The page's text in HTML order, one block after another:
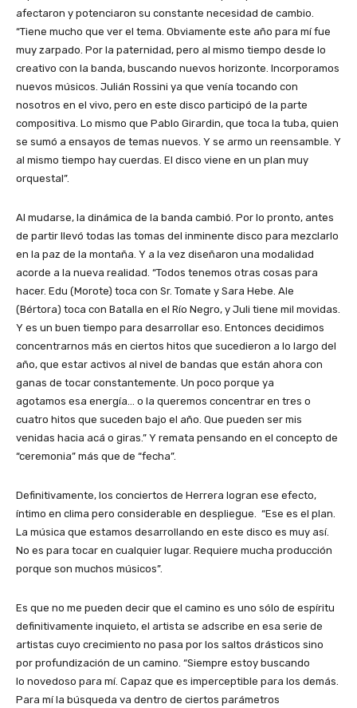
afectaron y potenciaron su constante necesidad de cambio.
“Tiene mucho que ver el tema. Obviamente este año para mí fue
muy zarpado. Por la paternidad, pero al mismo tiempo desde lo
creativo con la banda, buscando nuevos horizonte. Incorporamos
nuevos músicos. Julián Rossini ya que venía tocando con
nosotros en el vivo, pero en este disco participó de la parte
compositiva. Lo mismo que Pablo Girardin, que toca la tuba, quien
se sumó a ensayos de temas nuevos. Y se armo un reensamble. Y
al mismo tiempo hay cuerdas. El disco viene en un plan muy
orquestal”.
Al mudarse, la dinámica de la banda cambió. Por lo pronto, antes
de partir llevó todas las tomas del inminente disco para mezclarlo
en la paz de la montaña. Y a la vez diseñaron una modalidad
acorde a la nueva realidad. “Todos tenemos otras cosas para
hacer. Edu (Morote) toca con Sr. Tomate y Sara Hebe. Ale
(Bértora) toca con Batalla en el Río Negro, y Juli tiene mil movidas.
Y es un buen tiempo para desarrollar eso. Entonces decidimos
concentrarnos más en ciertos hitos que sucedieron a lo largo del
año, que estar activos al nivel de bandas que están ahora con
ganas de tocar constantemente. Un poco porque ya
agotamos esa energía… o la queremos concentrar en tres o
cuatro hitos que suceden bajo el año. Que pueden ser mis
venidas hacia acá o giras.” Y remata pensando en el concepto de
“ceremonia” más que de “fecha”.
Definitivamente, los conciertos de Herrera logran ese efecto,
íntimo en clima pero considerable en despliegue. “Ese es el plan.
La música que estamos desarrollando en este disco es muy así.
No es para tocar en cualquier lugar. Requiere mucha producción
porque son muchos músicos”.
Es que no me pueden decir que el camino es uno sólo de espíritu
definitivamente inquieto, el artista se adscribe en esa serie de
artistas cuyo crecimiento no pasa por los saltos drásticos sino
por profundización de un camino. “Siempre estoy buscando
lo novedoso para mí. Capaz que es imperceptible para los demás.
Para mí la búsqueda va dentro de ciertos parámetros